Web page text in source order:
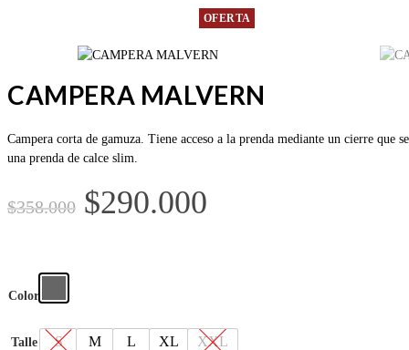
OFERTA
CAMPERA MALVERN
Campera corta de gamuza. Tiene acceso a la prenda mediante un cierre
una prenda de calce slim.
$358.000 $290.000
Color
Talle S M L XL XXL